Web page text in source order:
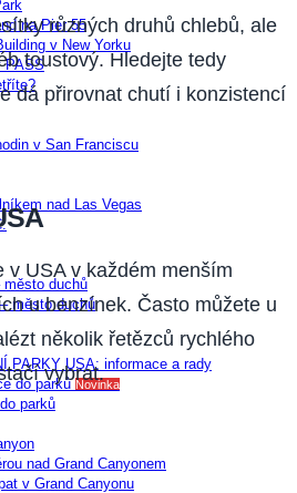
na Pier 55
v New Yorku
PASS
v San Franciscu
nad Las Vegas
město duchů
město duchů
PARKY USA: informace a rady
do parkůNovinka
parků
nad Grand Canyonem
v Grand Canyonu
různých druhů chlebů, ale
toustový. Hledejte tedy
dá přirovnat chutí i konzistencí
v USA v každém menším
u benzínek. Často můžete u
několik řetězců rychlého
vybrat.